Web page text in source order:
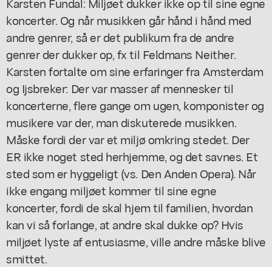
koncerter. Og når musikken går hånd i hånd med
andre genrer, så er det publikum fra de andre
genrer der dukker op, fx til Feldmans Neither.
Karsten fortalte om sine erfaringer fra Amsterdam
og Ijsbreker: Der var masser af mennesker til
koncerterne, flere gange om ugen, komponister og
musikere var der, man diskuterede musikken.
Måske fordi der var et miljø omkring stedet. Der
ER ikke noget sted herhjemme, og det savnes. Et
sted som er hyggeligt (vs. Den Anden Opera). Når
ikke engang miljøet kommer til sine egne
koncerter, fordi de skal hjem til familien, hvordan
kan vi så forlange, at andre skal dukke op? Hvis
miljøet lyste af entusiasme, ville andre måske blive
smittet.